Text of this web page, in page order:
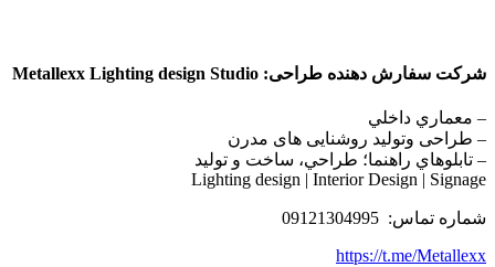
شرکت سفارش دهنده طراحی: Metallexx Lighting design Studio
– معماري داخلي
– طراحی وتوليد روشنایی های مدرن
– تابلوهاي راهنما؛ طراحي، ساخت و توليد
Lighting design | Interior Design | Signage
شماره تماس: 09121304995
https://t.me/Metallexx